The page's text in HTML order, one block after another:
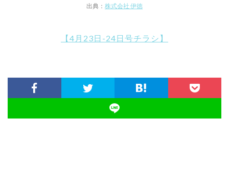
出典： 株式会社 伊徳
【4月23日-24日号チラシ】